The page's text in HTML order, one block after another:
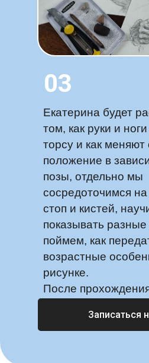
Екатерина будет
том, как руки и
торсу и как меняют
положение в
позы, отдельно мы
сосредоточимся
стоп и кистей,
показывать
поймем, как
возрастные
рисунке.
После
изображением рук
03
Записаться